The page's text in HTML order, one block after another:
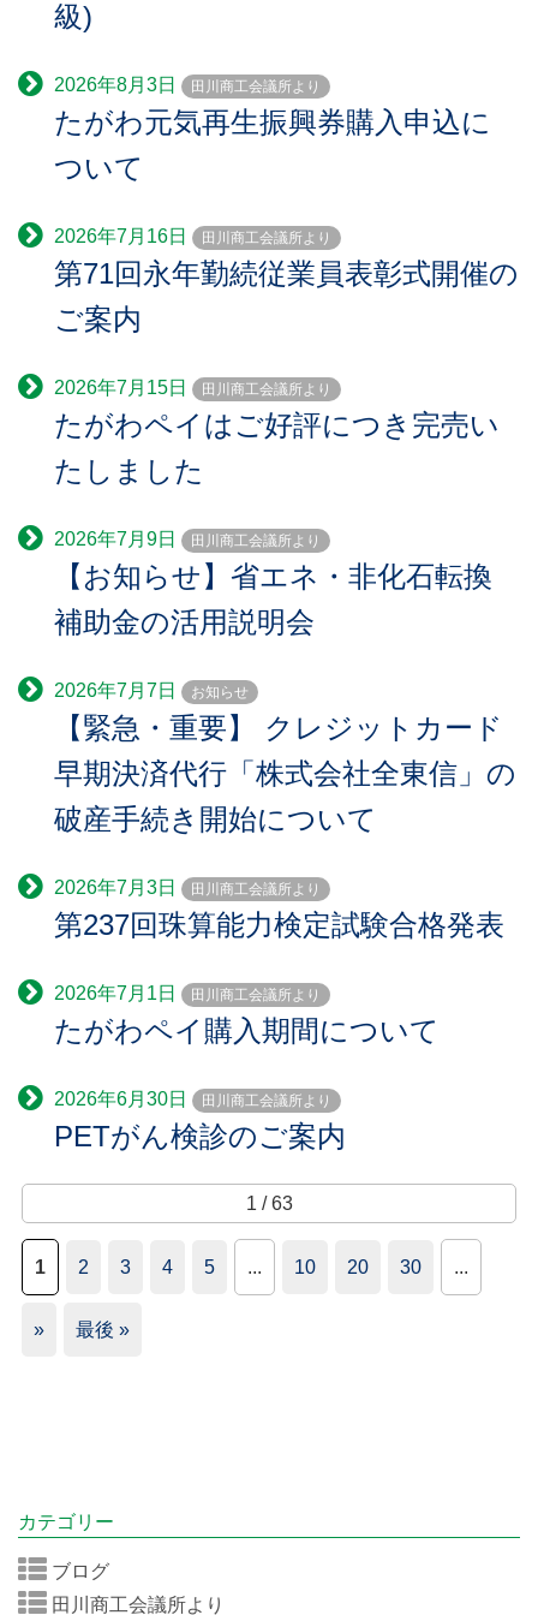
級)
2026年8月3日 田川商工会議所より
たがわ元気再生振興券購入申込に
ついて
2026年7月16日 田川商工会議所より
第71回永年勤続従業員表彰式開催の
ご案内
2026年7月15日 田川商工会議所より
たがわペイはご好評につき完売い
たしました
2026年7月9日 田川商工会議所より
【お知らせ】省エネ・非化石転換
補助金の活用説明会
2026年7月7日 お知らせ
【緊急・重要】 クレジットカード
早期決済代行「株式会社全東信」の
破産手続き開始について
2026年7月3日 田川商工会議所より
第237回珠算能力検定試験合格発表
2026年7月1日 田川商工会議所より
たがわペイ購入期間について
2026年6月30日 田川商工会議所より
PETがん検診のご案内
1 / 63
1 2 3 4 5 ... 10 20 30 ...
» 最後 »
カテゴリー
ブログ
田川商工会議所より